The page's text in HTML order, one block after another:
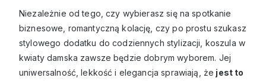
Niezależnie od tego, czy wybierasz się na spotkanie
biznesowe, romantyczną kolację, czy po prostu szukasz
stylowego dodatku do codziennych stylizacji, koszula w
kwiaty damska zawsze będzie dobrym wyborem. Jej
uniwersalność, lekkość i elegancja sprawiają, że jest to